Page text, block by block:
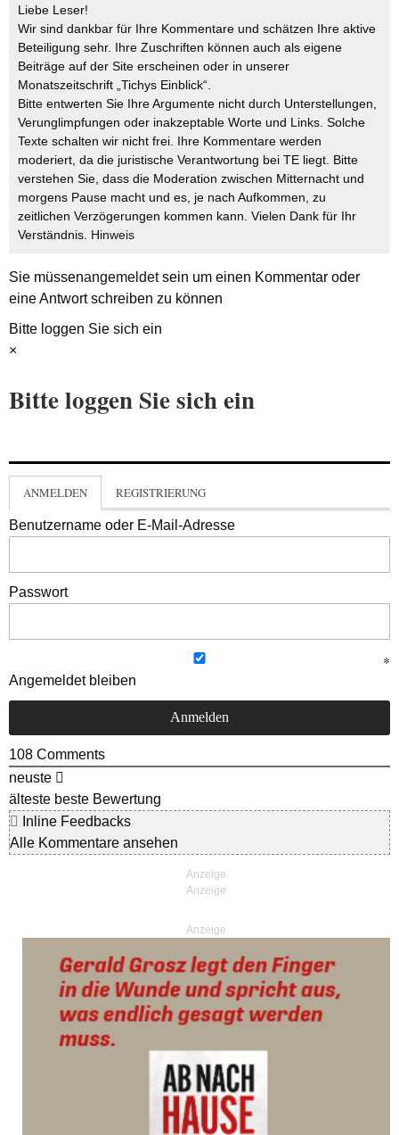
Liebe Leser!
Wir sind dankbar für Ihre Kommentare und schätzen Ihre aktive
Beteiligung sehr. Ihre Zuschriften können auch als eigene
Beiträge auf der Site erscheinen oder in unserer
Monatszeitschrift „Tichys Einblick“.
Bitte entwerten Sie Ihre Argumente nicht durch Unterstellungen,
Verunglimpfungen oder inakzeptable Worte und Links. Solche
Texte schalten wir nicht frei. Ihre Kommentare werden
moderiert, da die juristische Verantwortung bei TE liegt. Bitte
verstehen Sie, dass die Moderation zwischen Mitternacht und
morgens Pause macht und es, je nach Aufkommen, zu
zeitlichen Verzögerungen kommen kann. Vielen Dank für Ihr
Verständnis. Hinweis
Sie müssenangemeldetsein um einen Kommentar oder
eine Antwort schreiben zu können
Bitte loggen Sie sich ein
×
Bitte loggen Sie sich ein
ANMELDEN REGISTRIERUNG
Benutzername oder E-Mail-Adresse
Passwort
Angemeldet bleiben
108 Comments
neuste
älteste beste Bewertung
Inline Feedbacks
Alle Kommentare ansehen
Anzeige